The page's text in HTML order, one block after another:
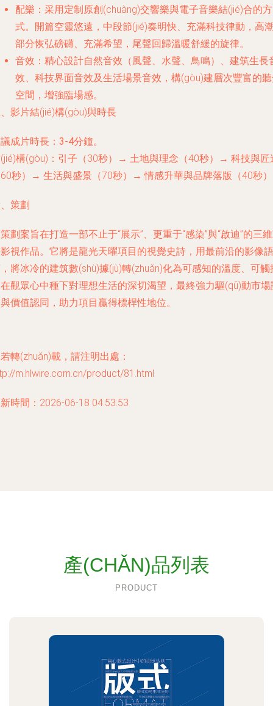
配樂 ：采用定制原創(chuàng)交響樂與電子音樂結(jié)合的方
式。開篇空靈悠遠，中段節(jié)奏明快、充滿科技律動，高
部分恢弘磅礴、充滿希望，尾聲回歸溫暖舒緩的旋律。
音效 ：精心設計自然音效（風聲、水聲、鳥鳴）、建筑生長
效、科技界面音效及生活場景音效，構(gòu)建層次豐富的
空間，增強臨場感。
影片結(jié)構(gòu)與時長
成片時長： 3-4分鐘。
構(gòu)：引子（30秒）→ 土地與理念（40秒）→ 科技與匠
秒）→ 生活與盛景（70秒）→ 情感升華與品牌落版（40秒
策劃
劃案旨在打造一部不止于“展示”、更重于“感染”與“啟迪”的三
視作品。它將是龍光天曜項目的視覺史詩，用最前沿的影像語
將冰冷的建筑數(shù)據(jù)轉(zhuǎn)化為可感知的溫度、可觸
觀眾心中種下對理想生活的深切渴望，最終強力驅(qū)動市場
價值認同，助力項目贏得標桿性地位。
轉(zhuǎn)載，請注明出處：
m.hlwire.com.cn/product/81.html
時間：2026-06-18 04:53:53
產(CHǍN)品列表
PRODUCT